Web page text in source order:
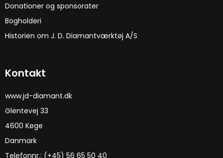
Donationer og sponsorater
Bogholderi
Historien om J. D. Diamantværktøj A/S
Kontakt
www.jd-diamant.dk
Glentevej 33
4600 Køge
Danmark
Telefonnr.: (+45) 56 65 50 40